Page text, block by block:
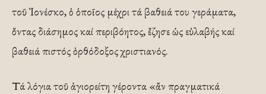
τοῦ Ἰονέσκο, ὁ ὁποῖος μέχρι τά βαθειά του γεράματα,
ὄντας διάσημος καί περιβόητος, ἔζησε ὡς εὐλαβής καί
βαθειά πιστός ὀρθόδοξος χριστιανός.
Τά λόγια τοῦ ἁγιορείτη γέροντα «ἄν πραγματικά